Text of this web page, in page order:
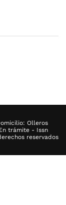
Olleros
trámite - Issn
reservados